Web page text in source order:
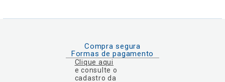
Compra segura
Formas de pagamento
Clique aqui
e consulte o
cadastro da